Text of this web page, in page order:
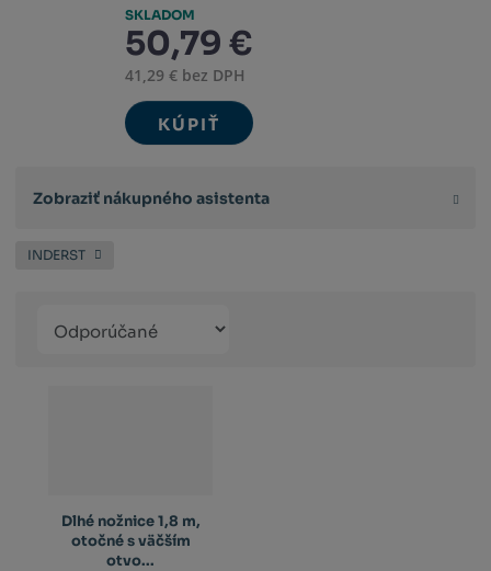
SKLADOM
50,79 €
41,29 € bez DPH
KÚPIŤ
Zobraziť nákupného asistenta
INDERST
produktů
Dlhé nožnice 1,8 m,
otočné s väčším
otvo...